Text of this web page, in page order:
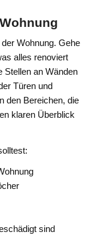
Wohnung. Gehe
alles renoviert
Stellen an Wänden
Türen und
den Bereichen, die
klaren Überblick
sind